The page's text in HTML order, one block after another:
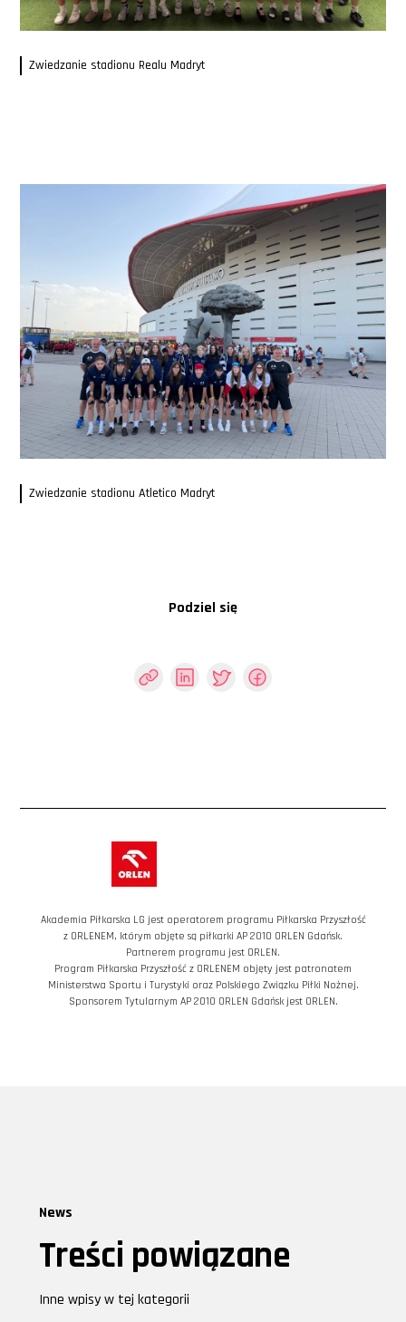
Zwiedzanie stadionu Realu Madryt
Zwiedzanie stadionu Atletico Madryt
Podziel się
Akademia Piłkarska LG jest operatorem programu Piłkarska Przyszłość
z ORLENEM, którym objęte są piłkarki AP 2010 ORLEN Gdańsk.
Partnerem programu jest ORLEN.
Program Piłkarska Przyszłość z ORLENEM objęty jest patronatem
Ministerstwa Sportu i Turystyki oraz Polskiego Związku Piłki Nożnej.
Sponsorem Tytularnym AP 2010 ORLEN Gdańsk jest ORLEN.
News
Treści powiązane
Inne wpisy w tej kategorii